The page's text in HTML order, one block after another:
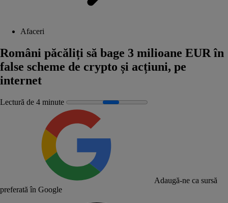
Afaceri
Români păcăliți să bage 3 milioane EUR în
false scheme de crypto și acțiuni, pe
internet
Lectură de 4 minute
Adaugă-ne ca sursă
preferată în Google